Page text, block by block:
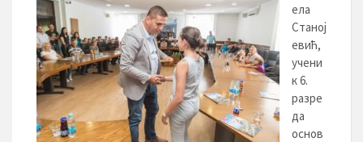
ела
Станој
евић,
учени
к 6.
разре
да
основ